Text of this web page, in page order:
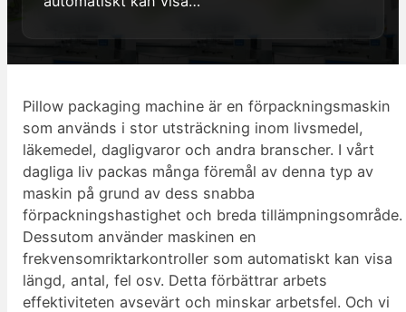
Pillow packaging machine är en förpackningsmaskin
som används i stor utsträckning inom livsmedel,
läkemedel, dagligvaror och andra branscher. I vårt
dagliga liv packas många föremål av denna typ av
maskin på grund av dess snabba
förpackningshastighet och breda tillämpningsområde.
Dessutom använder maskinen en
frekvensomriktarkontroller som automatiskt kan visa
längd, antal, fel osv. Detta förbättrar arbets
effektiviteten avsevärt och minskar arbetsfel. Och vi